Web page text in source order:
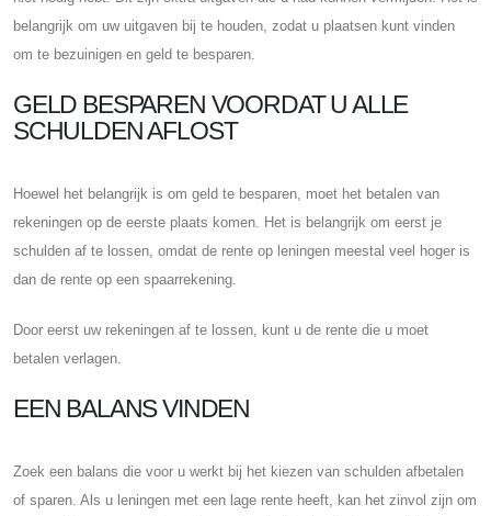
belangrijk om uw uitgaven bij te houden, zodat u plaatsen kunt vinden
om te bezuinigen en geld te besparen.
GELD BESPAREN VOORDAT U ALLE
SCHULDEN AFLOST
Hoewel het belangrijk is om geld te besparen, moet het betalen van
rekeningen op de eerste plaats komen. Het is belangrijk om eerst je
schulden af ​​te lossen, omdat de rente op leningen meestal veel hoger is
dan de rente op een spaarrekening.
Door eerst uw rekeningen af ​​te lossen, kunt u de rente die u moet
betalen verlagen.
EEN BALANS VINDEN
Zoek een balans die voor u werkt bij het kiezen van schulden afbetalen
of sparen. Als u leningen met een lage rente heeft, kan het zinvol zijn om